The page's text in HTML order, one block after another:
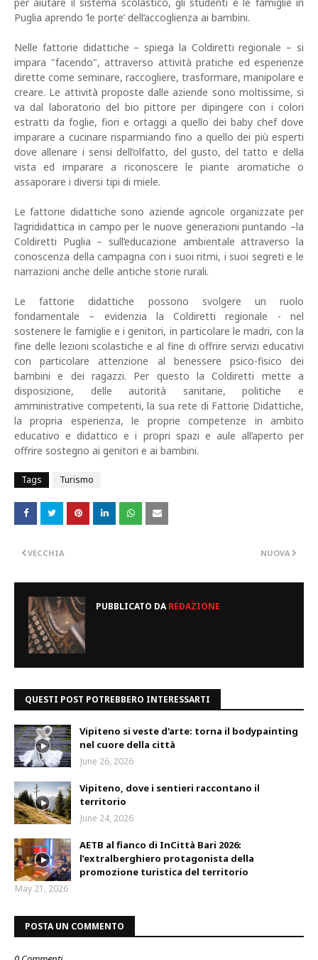
per aiutare il sistema scolastico, gli studenti e le famiglie in
Puglia aprendo ‘le porte’ dell’accoglienza ai bambini.
Nelle fattorie didattiche – spiega la Coldiretti regionale – si
impara "facendo", attraverso attività pratiche ed esperienze
dirette come seminare, raccogliere, trasformare, manipolare e
creare. Le attività proposte dalle aziende sono moltissime, si
va dal laboratorio del bio pittore per dipingere con i colori
estratti da foglie, fiori e ortaggi a quello dei baby chef dove
imparare a cucinare risparmiando fino a quello dei più esperti
dove allenare i sensi dell’olfatto, del gusto, del tatto e della
vista ed imparare a riconoscere le piante aromatiche o
assaporare i diversi tipi di miele.
Le fattorie didattiche sono aziende agricole organizzate per
l’agrididattica in campo per le nuove generazioni puntando –la
Coldiretti Puglia – sull’educazione ambientale attraverso la
conoscenza della campagna con i suoi ritmi, i suoi segreti e le
narrazioni anche delle antiche storie rurali.
Le fattorie didattiche possono svolgere un ruolo
fondamentale – evidenzia la Coldiretti regionale - nel
sostenere le famiglie e i genitori, in particolare le madri, con la
fine delle lezioni scolastiche e al fine di offrire servizi educativi
con particolare attenzione al benessere psico-fisico dei
bambini e dei ragazzi. Per questo la Coldiretti mette a
disposizione, delle autorità sanitarie, politiche e
amministrative competenti, la sua rete di Fattorie Didattiche,
la propria esperienza, le proprie competenze in ambito
educativo e didattico e i propri spazi e aule all’aperto per
offrire sostegno ai genitori e ai bambini.
Tags Turismo
NUOVA
VECCHIA
PUBBLICATO DAREDAZIONE
QUESTI POST POTREBBERO INTERESSARTI
Vipiteno si veste d'arte: torna il bodypainting
nel cuore della città
June 26, 2026
Vipiteno, dove i sentieri raccontano il
territorio
June 24, 2026
AETB al fianco di InCittà Bari 2026:
l’extralberghiero protagonista della
promozione turistica del territorio
May 21, 2026
POSTA UN COMMENTO